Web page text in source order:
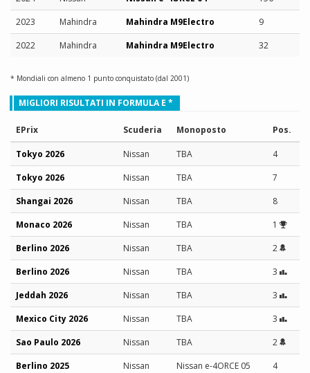
2023
Mahindra Mahindra M9Electro
9
2022
Mahindra Mahindra M9Electro 32
* Mondiali con almeno 1 punto conquistato (dal 2001)
MIGLIORI RISULTATI IN FORMULA E *
EPrix Scuderia Monoposto Pos.
Tokyo 2026 Nissan TBA
4
Tokyo 2026
Nissan TBA
7
Shangai 2026
Nissan TBA
8
Monaco 2026
Nissan TBA
1
Berlino 2026
Nissan TBA
2
Berlino 2026
Nissan TBA
3
Jeddah 2026
Nissan TBA
3
Mexico City 2026
Nissan TBA
3
Sao Paulo 2026
Nissan TBA
2
Berlino 2025
Nissan Nissan e-4ORCE 05
4